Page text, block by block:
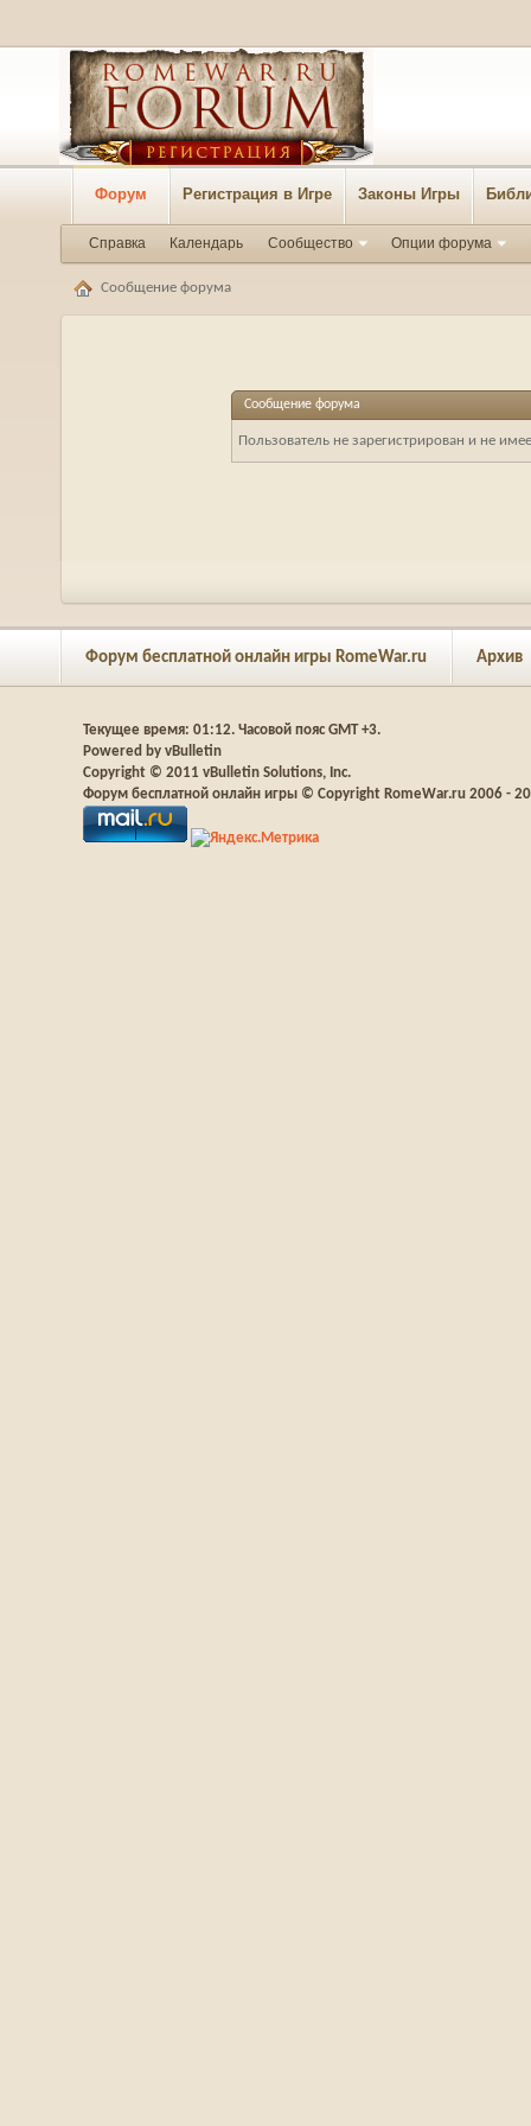
Форум Регистрация в Игре Законы Игры
Справка Календарь Сообщество Опции форума
Сообщение форума
Сообщение форума
Пользователь не зарегистрирован и не
Форум бесплатной онлайн игры RomeWar.ru Архив
Текущее время: 01:12. Часовой пояс GMT +3.
Powered by vBulletin
Copyright © 2011 vBulletin Solutions, Inc.
Форум бесплатной онлайн игры © Copyright RomeWar.ru 2006 -